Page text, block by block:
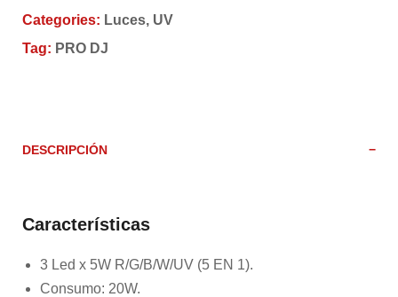
Categories: Luces, UV
Tag: PRO DJ
DESCRIPCIÓN
Características
3 Led x 5W R/G/B/W/UV (5 EN 1).
Consumo: 20W.